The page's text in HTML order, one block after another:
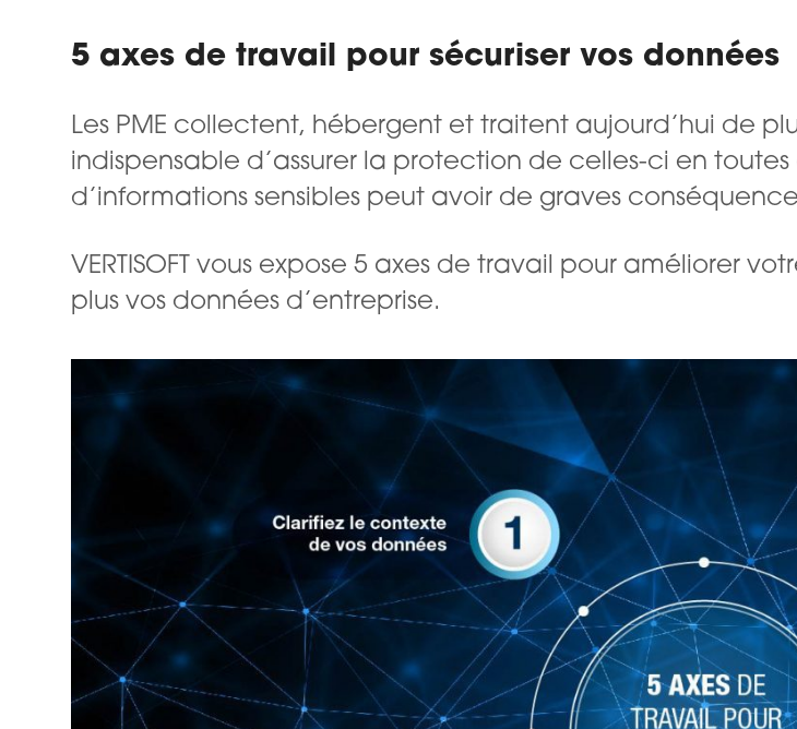
5 axes de travail pour sécuriser vos données
Les PME collectent, hébergent et traitent aujourd’hui de
indispensable d’assurer la protection de celles-ci en
d’informations sensibles peut avoir de graves
VERTISOFT vous expose 5 axes de travail pour améliorer
plus vos données d’entreprise.